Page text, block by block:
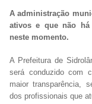
A administração
ativos e que não há
neste momento.
A Prefeitura de
será conduzido com
maior transparência,
dos profissionais que